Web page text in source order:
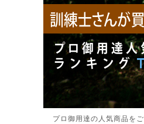
プロ御用達の人気商品を